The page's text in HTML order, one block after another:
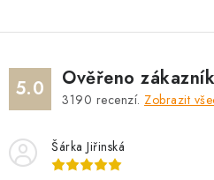
5.0 Ověřeno
3190 recenzí. Zobrazit
Šárka Jiřinská